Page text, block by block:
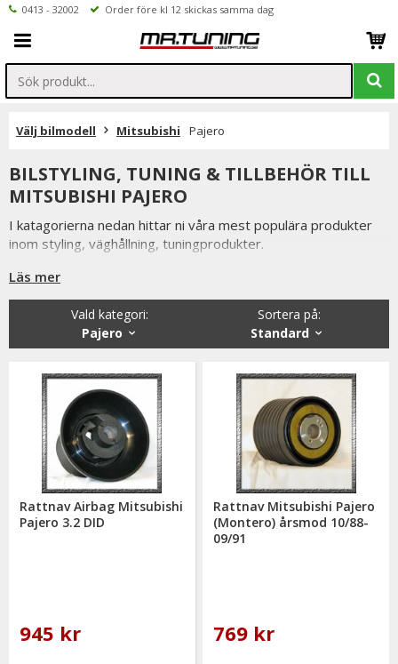
0413 - 32002 Order före kl 12 skickas samma dag
Välj bilmodell Mitsubishi Pajero
BILSTYLING, TUNING & TILLBEHÖR TILL
MITSUBISHI PAJERO
I katagorierna nedan hittar ni våra mest populära produkter
inom styling, väghållning, tuningprodukter.
Är det något som du funderar över eller inte hittar i vårt
Till Mitsubishi Pajero.
Läs mer
Sortera på:
Standard
Vald kategori:
Pajero
Rattnav Airbag Mitsubishi
Pajero 3.2 DID
945 kr
Rattnav Mitsubishi Pajero
(Montero) årsmod 10/88-
09/91
769 kr